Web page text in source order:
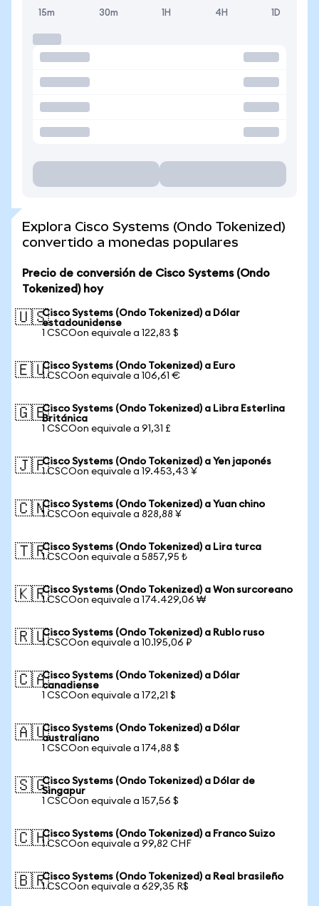
15m 30m 1H 4H 1D
Explora Cisco Systems (Ondo Tokenized)
convertido a monedas populares
Precio de conversión de Cisco Systems (Ondo
Tokenized) hoy
🇺🇸Cisco Systems (Ondo Tokenized) a Dólar
estadounidense
1 CSCOon equivale a 122,83 $
🇪🇺Cisco Systems (Ondo Tokenized) a Euro
1 CSCOon equivale a 106,61 €
🇬🇧Cisco Systems (Ondo Tokenized) a Libra Esterlina
Británica
1 CSCOon equivale a 91,31 £
🇯🇵Cisco Systems (Ondo Tokenized) a Yen japonés
1 CSCOon equivale a 19.453,43 ¥
🇨🇳Cisco Systems (Ondo Tokenized) a Yuan chino
1 CSCOon equivale a 828,88 ¥
🇹🇷Cisco Systems (Ondo Tokenized) a Lira turca
1 CSCOon equivale a 5857,95 ₺
🇰🇷Cisco Systems (Ondo Tokenized) a Won surcoreano
1 CSCOon equivale a 174.429,06 ₩
🇷🇺Cisco Systems (Ondo Tokenized) a Rublo ruso
1 CSCOon equivale a 10.195,06 ₽
🇨🇦Cisco Systems (Ondo Tokenized) a Dólar
canadiense
1 CSCOon equivale a 172,21 $
🇦🇺Cisco Systems (Ondo Tokenized) a Dólar
australiano
1 CSCOon equivale a 174,88 $
🇸🇬Cisco Systems (Ondo Tokenized) a Dólar de
Singapur
1 CSCOon equivale a 157,56 $
🇨🇭Cisco Systems (Ondo Tokenized) a Franco Suizo
1 CSCOon equivale a 99,82 CHF
🇧🇷Cisco Systems (Ondo Tokenized) a Real brasileño
1 CSCOon equivale a 629,35 R$